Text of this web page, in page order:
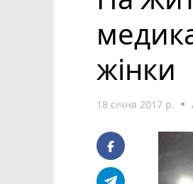
жінки
18 січня 2017 р.